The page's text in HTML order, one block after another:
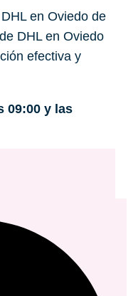
en Oviedo de
DHL en Oviedo
efectiva y
09:00 y las